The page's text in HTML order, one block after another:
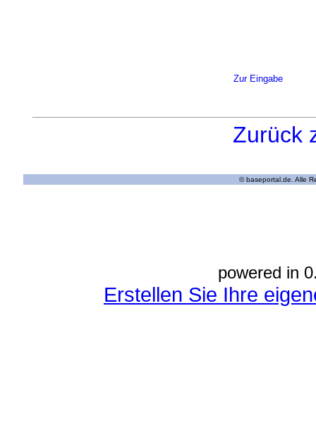
Zur Eingabe
Zurück
© baseportal.de. Alle
powered in
Erstellen Sie Ihre